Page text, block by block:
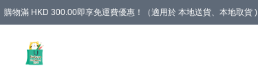
購物滿 HKD 300.00即享免運費優惠！（適用於 本地送貨、本地取貨 )